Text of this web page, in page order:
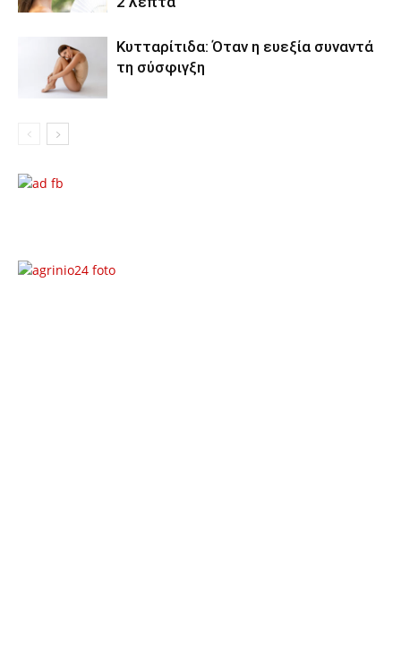
Κυτταρίτιδα: Όταν η ευεξία συναντά
τη σύσφιγξη